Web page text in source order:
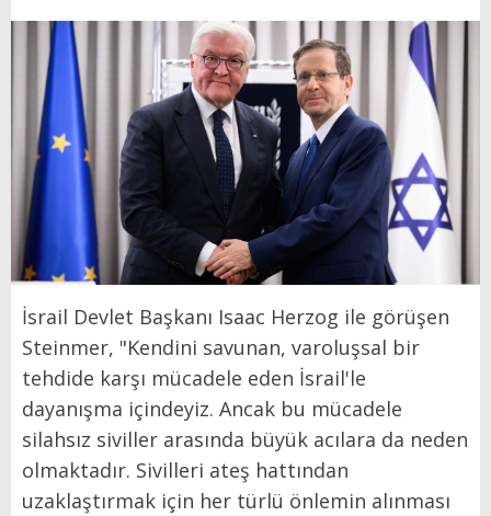
İsrail Devlet Başkanı Isaac Herzog ile görüşen
Steinmer, "Kendini savunan, varoluşsal bir
tehdide karşı mücadele eden İsrail'le
dayanışma içindeyiz. Ancak bu mücadele
silahsız siviller arasında büyük acılara da neden
olmaktadır. Sivilleri ateş hattından
uzaklaştırmak için her türlü önlemin alınması